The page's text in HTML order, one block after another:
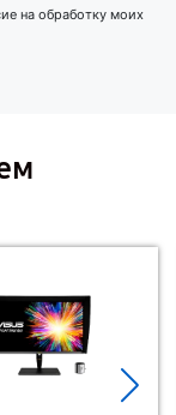
на обработку моих